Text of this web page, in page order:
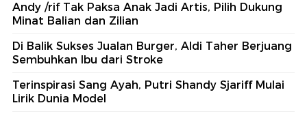
Andy /rif Tak Paksa Anak Jadi Artis, Pilih Dukung
Minat Balian dan Zilian
Di Balik Sukses Jualan Burger, Aldi Taher Berjuang
Sembuhkan Ibu dari Stroke
Terinspirasi Sang Ayah, Putri Shandy Sjariff Mulai
Lirik Dunia Model